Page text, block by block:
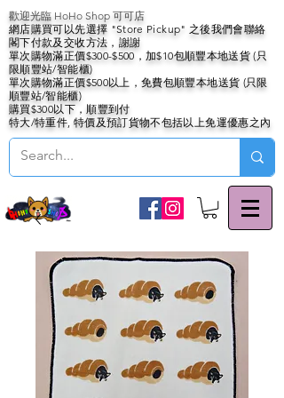
歡迎光臨 HoHo Shop 可可店
網店購買可以先選擇 "Store Pickup" 之後我們會聯絡
閣下付款及交收方法，謝謝
單次購物滿正價$300-$500，加$10包順豐本地送貨 (只
限順豐站/智能櫃)
單次購物滿正價$500以上，免費包順豐本地送貨 (只限
順豐站/智能櫃)
購買$300以下，順豐到付
特大/特重件, 特價及預訂貨物不包括以上免運優惠之內